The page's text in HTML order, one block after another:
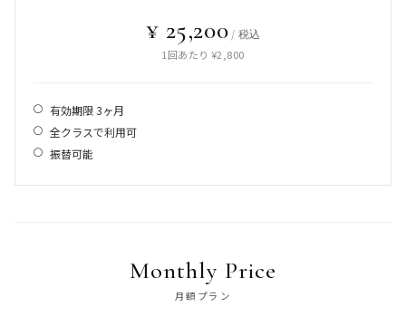
¥ 25,200 / 税込
1回あたり ¥2,800
有効期限 3ヶ月
全クラスで利用可
振替可能
Monthly Price
月額プラン